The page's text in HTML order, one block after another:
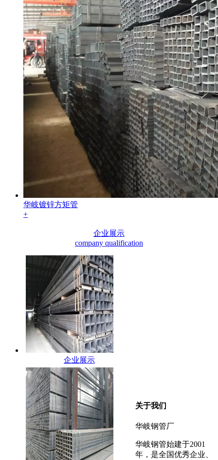
华岐镀锌方矩管
+
企业展示
company qualification
企业展示
关于我们
华岐钢管厂
华岐钢管始建于2001
年，是全国优秀企业、